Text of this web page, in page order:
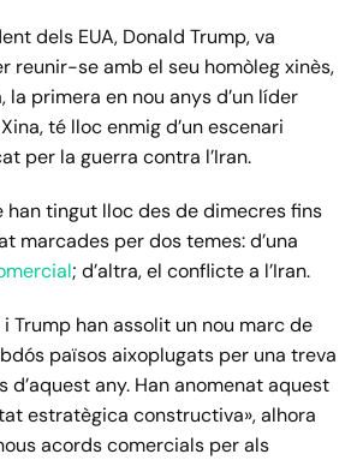
dels EUA, Donald Trump, va
reunir-se amb el seu homòleg xinès,
la primera en nou anys d’un líder
té lloc enmig d’un escenari
per la guerra contra l’Iran.
han tingut lloc des de dimecres fins
marcades per dos temes: d’una
; d’altra, el conflicte a l’Iran.
Trump han assolit un nou marc de
països aixoplugats per una treva
d’aquest any. Han anomenat aquest
estratègica constructiva», alhora
acords comercials per als